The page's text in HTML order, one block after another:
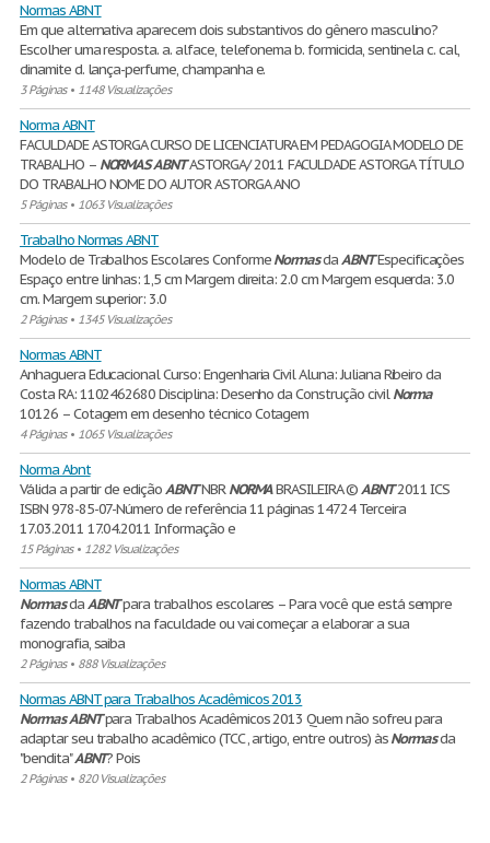
Normas ABNT
Em que alternativa aparecem dois substantivos do gênero masculino?
Escolher uma resposta. a. alface, telefonema b. formicida, sentinela c. cal,
dinamite d. lança-perfume, champanha e.
3 Páginas• 1148 Visualizações
Norma ABNT
FACULDADE ASTORGA CURSO DE LICENCIATURA EM PEDAGOGIA MODELO DE
TRABALHO – NORMASABNTASTORGA/ 2011 FACULDADE ASTORGA TÍTULO
DO TRABALHO NOME DO AUTOR ASTORGA ANO
5 Páginas• 1063 Visualizações
Trabalho Normas ABNT
Modelo de Trabalhos Escolares ConformeNormasdaABNTEspecificações
Espaço entre linhas: 1,5 cm Margem direita: 2.0 cm Margem esquerda: 3.0
cm. Margem superior: 3.0
2 Páginas• 1345 Visualizações
Normas ABNT
Anhaguera Educacional Curso: Engenharia Civil Aluna: Juliana Ribeiro da
Costa RA: 1102462680 Disciplina: Desenho da Construção civilNorma
10126 – Cotagem em desenho técnico Cotagem
4 Páginas• 1065 Visualizações
Norma Abnt
Válida a partir de ediçãoABNTNBRNORMABRASILEIRA ©ABNT2011 ICS
ISBN 978-85-07-Número de referência 11 páginas 14724 Terceira
17.03.2011 17.04.2011 Informação e
15 Páginas• 1282 Visualizações
Normas ABNT
NormasdaABNTpara trabalhos escolares – Para você que está sempre
fazendo trabalhos na faculdade ou vai começar a elaborar a sua
monografia, saiba
2 Páginas• 888 Visualizações
Normas ABNT para Trabalhos Acadêmicos 2013
NormasABNTpara Trabalhos Acadêmicos 2013 Quem não sofreu para
adaptar seu trabalho acadêmico (TCC , artigo, entre outros) àsNormasda
"bendita"ABNT? Pois
2 Páginas• 820 Visualizações